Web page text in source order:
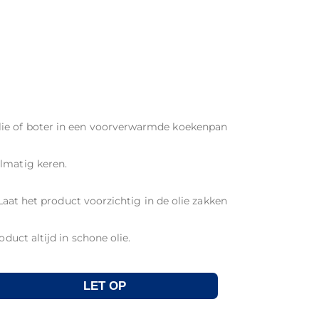
of boter in een voorverwarmde koekenpan
keren.
het product voorzichtig in de olie zakken
altijd in schone olie.
LET OP